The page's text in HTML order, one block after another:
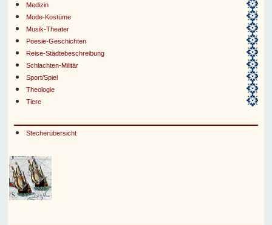
Medizin
Mode-Kostüme
Musik-Theater
Poesie-Geschichten
Reise-Städtebeschreibung
Schlachten-Militär
Sport/Spiel
Theologie
Tiere
Stecherübersicht